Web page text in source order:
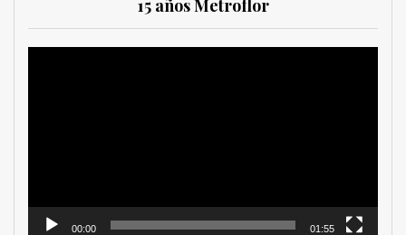
15 años Metroflor
00:00 01:55